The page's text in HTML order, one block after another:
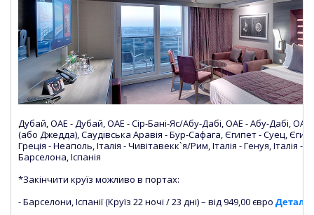
Дубай, ОАЕ - Дубай, ОАЕ - Сір-Бані-Яс/Абу-Дабі, ОАЕ - Абу-Дабі,
(або Джедда), Саудівська Аравія - Бур-Сафага, Єгипет - Суец,
Греція - Неаполь, Італія - Чивітавекк`я/Рим, Італія - Генуя, Італія -
Барселона, Іспанія
*Закінчити круїз можливо в портах:
- Барселони, Іспанії (Круїз 22 ночі / 23 дні) – від 949,00 євро